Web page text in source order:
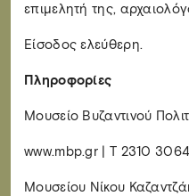
επιμελητή της,
Είσοδος ελεύθερη.
Πληροφορίες
Μουσείο Βυζαντινού
www.mbp.gr | Τ 2310
Μουσείου Νίκου